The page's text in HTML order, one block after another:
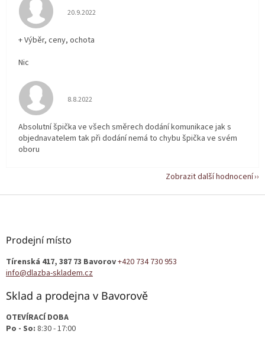
Hodnocení obchodu je 5 z 5 hvězdiček.
20.9.2022
+ Výběr, ceny, ochota
Nic
Hodnocení obchodu je 5 z 5 hvězdiček.
8.8.2022
Absolutní špička ve všech směrech dodání komunikace jak s
objednavatelem tak při dodání nemá to chybu špička ve svém
oboru
Zobrazit další hodnocení
Z
Prodejní místo
Tírenská 417, 387 73 Bavorov+420 734 730 953
info@dlazba-skladem.cz
Sklad a prodejna v Bavorově
OTEVÍRACÍ DOBA
Po - So: 8:30 - 17:00